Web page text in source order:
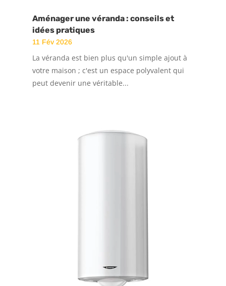
Aménager une véranda : conseils et
idées pratiques
11 Fév 2026
La véranda est bien plus qu'un simple ajout à
votre maison ; c'est un espace polyvalent qui
peut devenir une véritable...